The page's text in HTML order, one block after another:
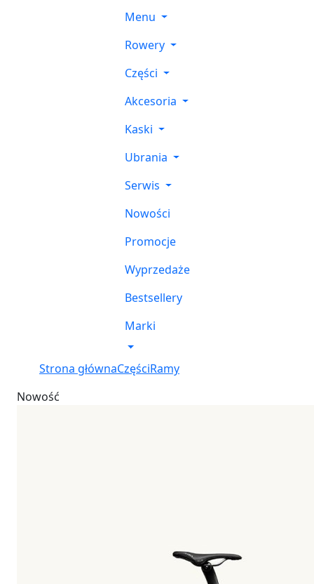
Menu
Rowery
Części
Akcesoria
Kaski
Ubrania
Serwis
Nowości
Promocje
Wyprzedaże
Bestsellery
Marki
Strona głównaCzęściRamy
Nowość